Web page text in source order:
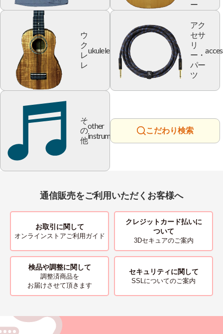
ー
ウ
ク
レ
レ
ukulele
アク
セサ
リ
ー・
パー
ツ
そ
の
他
other
instrument
こだわり検索
通信販売をご利用いただくお客様へ
お取引に関して
オンラインストアご利用ガイド
クレジットカード払いに
ついて
3Dセキュアのご案内
検品や調整に関して
調整済商品を
お届けさせて頂きます
セキュリティに関して
SSLについてのご案内